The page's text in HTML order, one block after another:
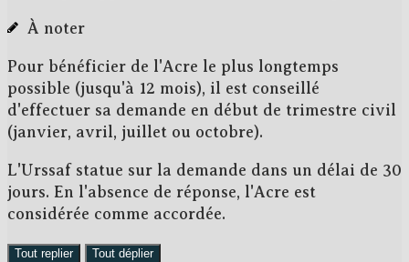
À noter
Pour bénéficier de l'Acre le plus longtemps
possible (jusqu'à 12 mois), il est conseillé
d'effectuer sa demande en début de trimestre civil
(janvier, avril, juillet ou octobre).
L'Urssaf statue sur la demande dans un délai de 30
jours. En l'absence de réponse, l'Acre est
considérée comme accordée.
Tout replier Tout déplier